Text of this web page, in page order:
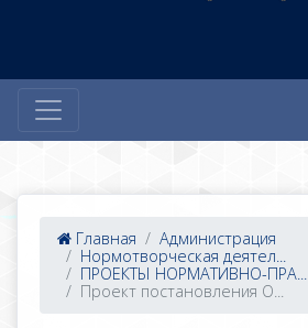
Главная
Администрация
Нормотворческая деятел...
ПРОЕКТЫ НОРМАТИВНО-ПРА...
Проект постановления О...